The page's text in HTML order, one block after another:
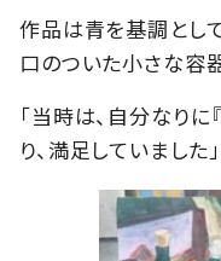
作品は青を基調とし
口のついた小さな容
「当時は、自分なりに
り、満足していました